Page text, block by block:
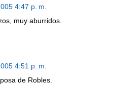
4:47 p. m.
muy aburridos.
4:51 p. m.
de Robles.